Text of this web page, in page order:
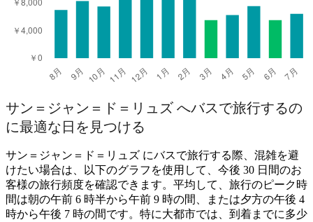
サン＝ジャン＝ド＝リュズ へバスで旅行するの
に最適な日を見つける
サン＝ジャン＝ド＝リュズ にバスで旅行する際、混雑を避
けたい場合は、以下のグラフを使用して、今後 30 日間のお
客様の旅行頻度を確認できます。平均して、旅行のピーク時
間は朝の午前 6 時半から午前 9 時の間、または夕方の午後 4
時から午後 7 時の間です。特に大都市では、到着までに多少